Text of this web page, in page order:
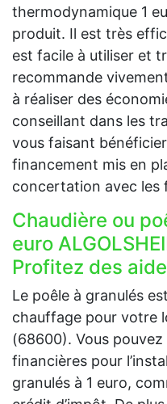
thermodynamique 1
produit. Il est très
est facile à utiliser et
recommande
à réaliser des
conseillant dans les
vous faisant
financement mis en
concertation avec les
Chaudière ou
euro
Profitez des
Le poêle à granulés
chauffage pour votre
(68600). Vous pouvez
financières pour
granulés à 1 euro,